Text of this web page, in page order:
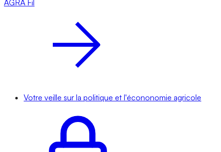
AGRA Fil
Votre veille sur la politique et l'écononomie agricole